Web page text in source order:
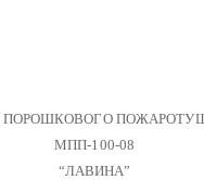
ПОРОШКОВОГО
МПП-100-08
“ЛАВИНА”